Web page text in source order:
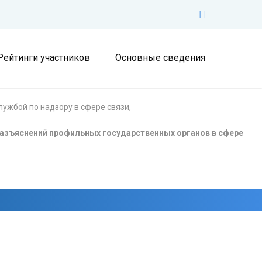
участников Основные сведения
по надзору в сфере связи,
профильных государственных органов в сфере